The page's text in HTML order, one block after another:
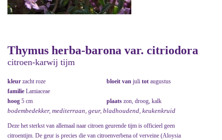
Thymus herba-barona var. citriodora
citroen-karwij tijm
kleur zacht roze bloeit van juli tot augustus
familie Lamiaceae
hoog 5 cm plaats zon, droog, kalk
bodembedekker, mediterraan, geur, bladhoudend, keukenkruid
Deze het sterkst van allemaal naar citroen geurende tijm is officieel geen
citroentijm. De geur is precies die van citroenverbena of verveine (Aloysia